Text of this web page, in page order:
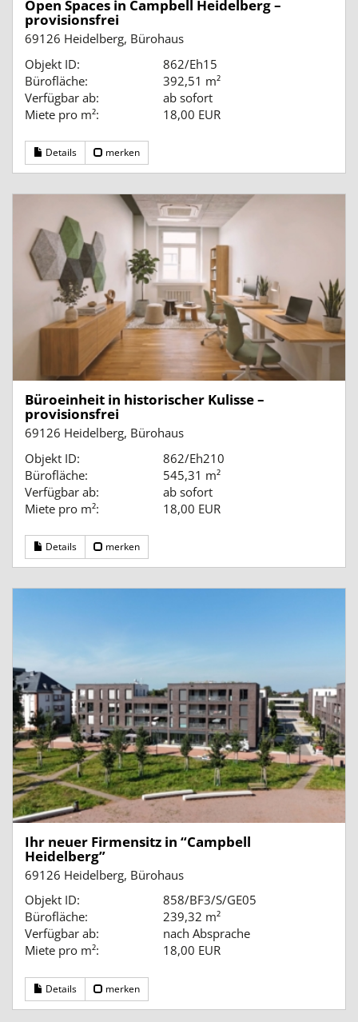
Open Spaces in Campbell Heidelberg –
provisionsfrei
69126 Heidelberg, Bürohaus
Objekt ID:
862/Eh15
Bürofläche:
392,51 m²
Verfügbar ab:
ab sofort
Miete pro m²:
18,00 EUR
Details merken
Büroeinheit in historischer Kulisse –
provisionsfrei
69126 Heidelberg, Bürohaus
Objekt ID:
862/Eh210
Bürofläche:
545,31 m²
Verfügbar ab:
ab sofort
Miete pro m²:
18,00 EUR
Details merken
Ihr neuer Firmensitz in “Campbell
Heidelberg”
69126 Heidelberg, Bürohaus
Objekt ID:
858/BF3/S/GE05
Bürofläche:
239,32 m²
Verfügbar ab:
nach Absprache
Miete pro m²:
18,00 EUR
Details merken